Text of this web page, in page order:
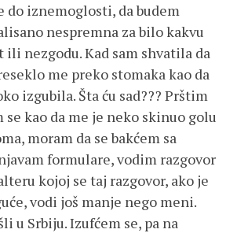
do iznemoglosti, da budem
nespremna za bilo kakvu
nezgodu. Kad sam shvatila da
me preko stomaka kao da
izgubila. Šta ću sad??? Prštim
se kao da me je neko skinuo golu
moram da se bakćem sa
formulare, vodim razgovor
kojoj se taj razgovor, ako je
vodi još manje nego meni.
u Srbiju. Izufćem se, pa na